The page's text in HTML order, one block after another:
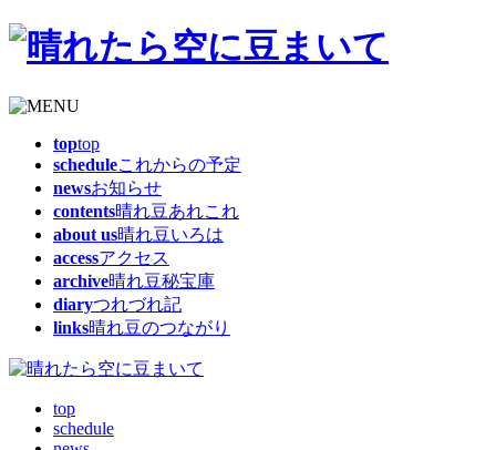
toptop
scheduleこれからの予定
newsお知らせ
contents晴れ豆あれこれ
about us晴れ豆いろは
accessアクセス
archive晴れ豆秘宝庫
diaryつれづれ記
links晴れ豆のつながり
top
schedule